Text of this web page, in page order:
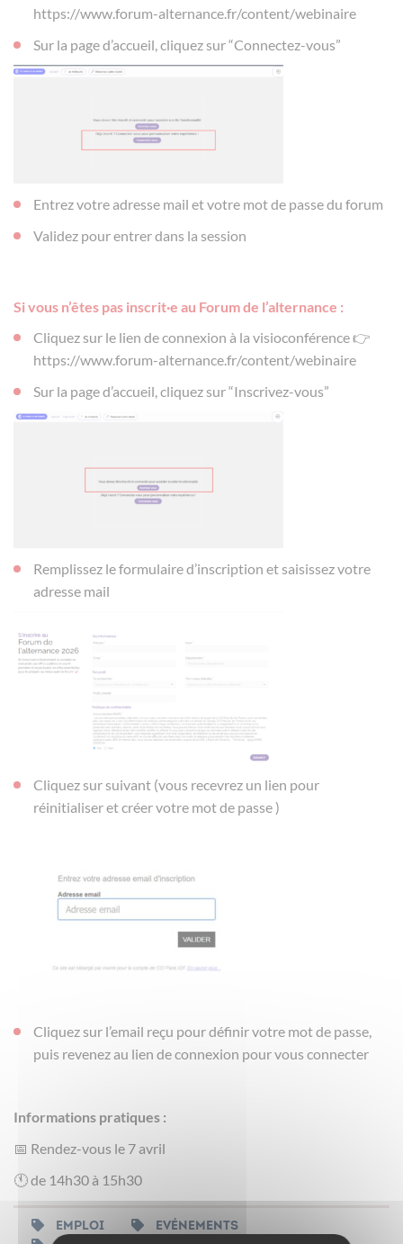
https://www.forum-alternance.fr/content/webinaire
Sur la page d’accueil, cliquez sur “Connectez-vous”
Entrez votre adresse mail et votre mot de passe du forum
Validez pour entrer dans la session
Si vous n’êtes pas inscrit·e au Forum de l’alternance :
Cliquez sur le lien de connexion à la visioconférence 👉
https://www.forum-alternance.fr/content/webinaire
Sur la page d’accueil, cliquez sur “Inscrivez-vous”
Remplissez le formulaire d’inscription et saisissez votre
adresse mail
Cliquez sur suivant (vous recevrez un lien pour
réinitialiser et créer votre mot de passe )
Cliquez sur l’email reçu pour définir votre mot de passe,
puis revenez au lien de connexion pour vous connecter
Informations pratiques :
📅 Rendez-vous le 7 avril
🕚 de 14h30 à 15h30
EMPLOI
EVÉNEMENTS